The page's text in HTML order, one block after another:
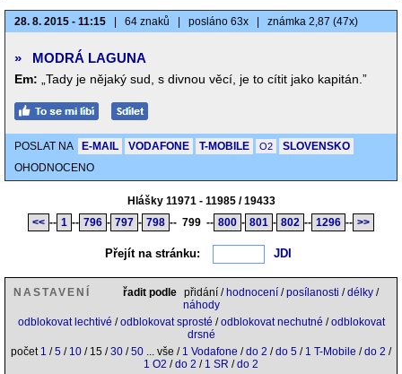
28. 8. 2015 - 11:15 64 znaků posláno 63x známka 2,87 (47x)
» MODRÁ LAGUNA
Em: „Tady je nějaký sud, s divnou věcí, je to cítit jako kapitán.”
POSLAT NA E-MAIL VODAFONE T-MOBILE O2
SLOVENSKO
OHODNOCENO
Hlášky 11971 - 11985 / 19433
<< -- 1 -- 796 - 797 - 798 -- 799 -- 800 - 801 - 802 -- 1296 -- >>
Přejít na stránku:
NASTAVENÍ řadit podle přidání / hodnocení /posílanosti /délky /
náhody
odblokovat lechtivé /odblokovat sprosté /odblokovat nechutné /odblokovat
drsné
počet 1 /5 / 10 / 15 /30 /50 ... vše / 1 Vodafone /do 2 /do 5 / 1 T-Mobile /do 2 /
1 O2 /do 2 / 1 SR /do 2